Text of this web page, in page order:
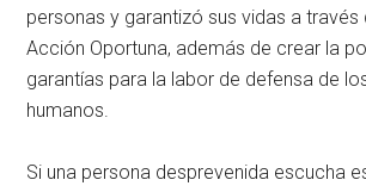
personas y garantizó sus vidas a través
Acción Oportuna, además de crear la
garantías para la labor de defensa de
humanos.
Si una persona desprevenida escucha